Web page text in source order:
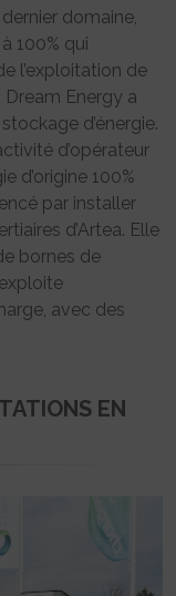
domaine,
100% qui
l’exploitation de
Energy a
d’énergie.
d’opérateur
d’origine 100%
par installer
d’Artea. Elle
bornes de
avec des
EN